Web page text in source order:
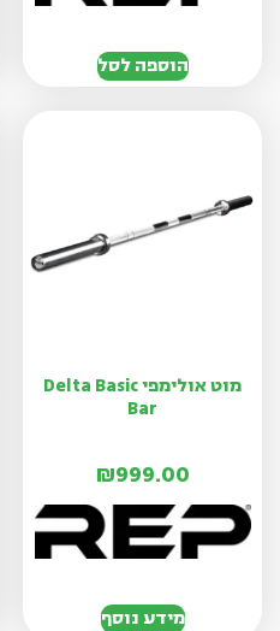
הוספה לסל
מוט אולימפי Delta Basic
Bar
₪999.00
מידע נוסף